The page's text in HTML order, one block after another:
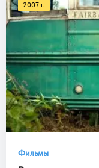
2007 г.
Фильмы